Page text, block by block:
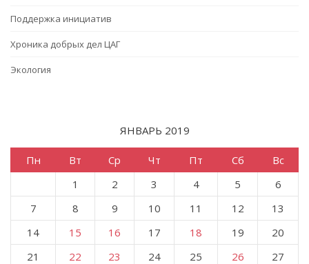
Поддержка инициатив
Хроника добрых дел ЦАГ
Экология
ЯНВАРЬ 2019
Пн Вт Ср Чт Пт Сб
Вс
1
2 3 4 5
6
7
8 9 10 11 12
13
14
15 16 17 18 19
20
21
22 23 24 25 26
27